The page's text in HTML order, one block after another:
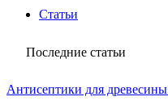
Статьи
Последние статьи
Антисептики для